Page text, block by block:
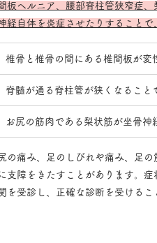
板ヘルニア、腰部脊柱管狭窄症
経自体を炎症させたりすることで
椎骨と椎骨の間にある椎間板が変
脊髄が通る脊柱管が狭くなること
お尻の筋肉である梨状筋が坐骨神
の痛み、足のしびれや痛み、足
支障をきたすことがあります。
を受診し、正確な診断を受ける